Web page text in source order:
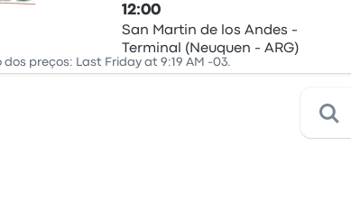
12:00
San Martin de los Andes -
Terminal (Neuquen - ARG)
preços: Last Friday at 9:19 AM -03.